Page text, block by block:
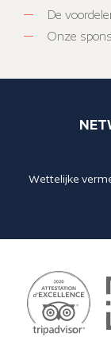
De
Onze
Wettelijke